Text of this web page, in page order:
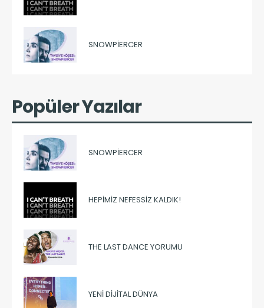
SNOWPIERCER
Popüler Yazılar
SNOWPIERCER
HEPIMIZ NEFESSIZ KALDIK!
THE LAST DANCE YORUMU
YENI DIJITAL DÜNYA